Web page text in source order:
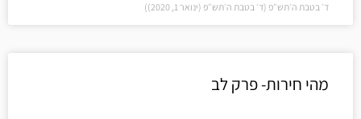
ד׳ בטבת ה׳תש״פ (ד׳ בטבת ה׳תש״פ (ינואר 1, 2020))
מהי חירות- פרק לב